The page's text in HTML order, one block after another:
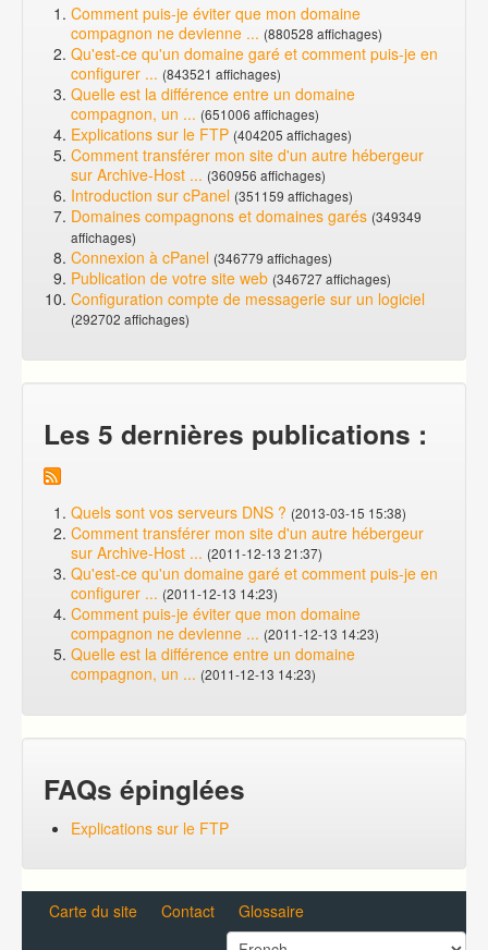
Comment puis-je éviter que mon domaine
compagnon ne devienne ... (880528 affichages)
Qu'est-ce qu'un domaine garé et comment puis-je en
configurer ... (843521 affichages)
Quelle est la différence entre un domaine
compagnon, un ... (651006 affichages)
Explications sur le FTP (404205 affichages)
Comment transférer mon site d'un autre hébergeur
sur Archive-Host ... (360956 affichages)
Introduction sur cPanel (351159 affichages)
Domaines compagnons et domaines garés (349349
affichages)
Connexion à cPanel (346779 affichages)
Publication de votre site web (346727 affichages)
Configuration compte de messagerie sur un logiciel
(292702 affichages)
Les 5 dernières publications :
Quels sont vos serveurs DNS ? (2013-03-15 15:38)
Comment transférer mon site d'un autre hébergeur
sur Archive-Host ... (2011-12-13 21:37)
Qu'est-ce qu'un domaine garé et comment puis-je en
configurer ... (2011-12-13 14:23)
Comment puis-je éviter que mon domaine
compagnon ne devienne ... (2011-12-13 14:23)
Quelle est la différence entre un domaine
compagnon, un ... (2011-12-13 14:23)
FAQs épinglées
Explications sur le FTP
Carte du site Contact Glossaire